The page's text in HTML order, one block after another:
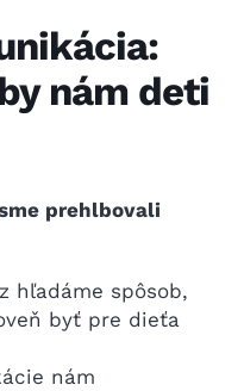
nám deti
prehlbovali
hľadáme spôsob,
byť pre dieťa
nám